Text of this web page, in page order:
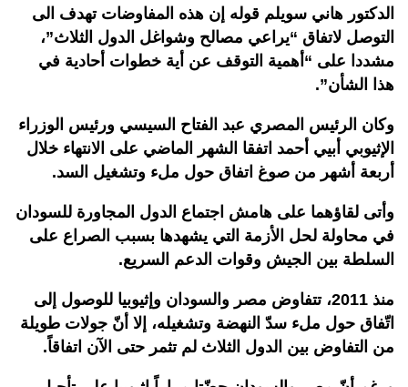
الدكتور هاني سويلم قوله إن هذه المفاوضات تهدف الى
التوصل لاتفاق “يراعي مصالح وشواغل الدول الثلاث”،
مشددا على “أهمية التوقف عن أية خطوات أحادية في
هذا الشأن”.
وكان الرئيس المصري عبد الفتاح السيسي ورئيس الوزراء
الإثيوبي أبيي أحمد اتفقا الشهر الماضي على الانتهاء خلال
أربعة أشهر من صوغ اتفاق حول ملء وتشغيل السد.
وأتى لقاؤهما على هامش اجتماع الدول المجاورة للسودان
في محاولة لحل الأزمة التي يشهدها بسبب الصراع على
السلطة بين الجيش وقوات الدعم السريع.
منذ 2011، تتفاوض مصر والسودان وإثيوبيا للوصول إلى
اتّفاق حول ملء سدّ النهضة وتشغيله، إلا أنّ جولات طويلة
من التفاوض بين الدول الثلاث لم تثمر حتى الآن اتفاقاً.